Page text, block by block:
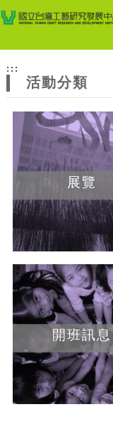
網
站
主
題
跳到主要內容
網站導覽
:::
活動分類
展覽
開班訊息